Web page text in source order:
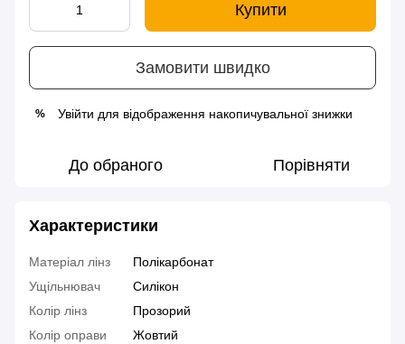
Купити
Замовити швидко
% Увійти для відображення накопичувальної знижки
До обраного Порівняти
Характеристики
Матеріал лінз
Полікарбонат
Ущільнювач
Силікон
Колір лінз
Прозорий
Колір оправи
Жовтий